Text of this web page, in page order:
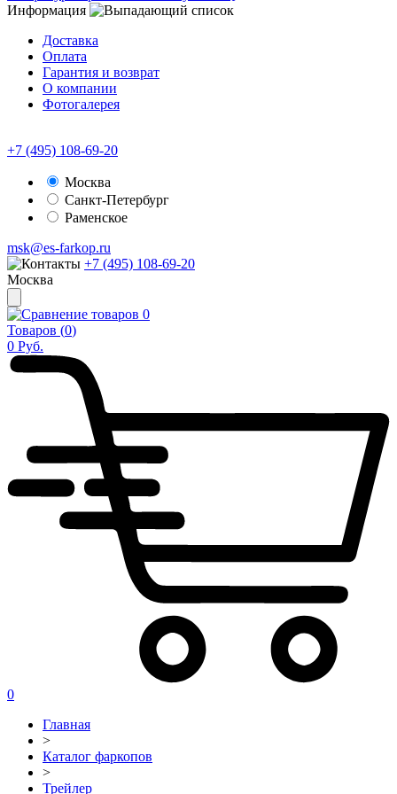
Информация
Доставка
Оплата
Гарантия и возврат
О компании
Фотогалерея
+7 (495) 108-69-20
Москва
Санкт-Петербург
Раменское
msk@es-farkop.ru
+7 (495) 108-69-20
Москва
0
Товаров (0)
0 Руб.
0
Главная
>
Каталог фаркопов
>
Трейлер